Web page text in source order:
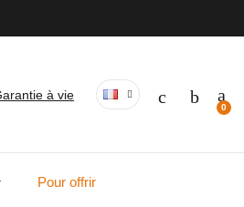
à vie
Pour offrir